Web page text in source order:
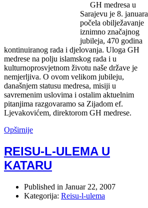
GH medresa u
Sarajevu je 8. januara
počela obilježavanje
iznimno značajnog
jubileja, 470 godina
kontinuiranog rada i djelovanja. Uloga GH
medrese na polju islamskog rada i u
kulturnoprosvjetnom životu naše države je
nemjerljiva. O ovom velikom jubileju,
današnjem statusu medresa, misiji u
savremenim uslovima i ostalim aktuelnim
pitanjima razgovaramo sa Zijadom ef.
Ljevakovićem, direktorom GH medrese.
Opširnije
REISU-L-ULEMA U
KATARU
Published in Januar 22, 2007
Kategorija: Reisu-l-ulema